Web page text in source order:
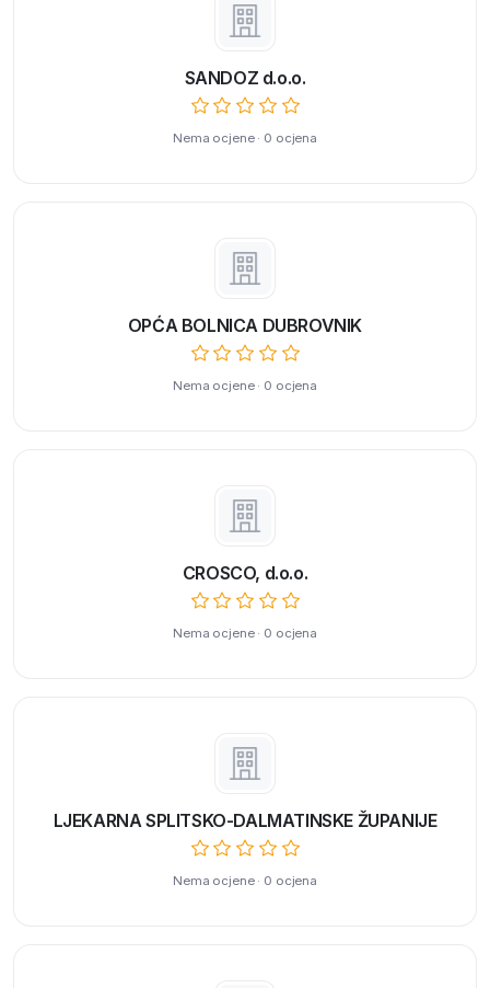
SANDOZ d.o.o.
Nema ocjene · 0 ocjena
OPĆA BOLNICA DUBROVNIK
Nema ocjene · 0 ocjena
CROSCO, d.o.o.
Nema ocjene · 0 ocjena
LJEKARNA SPLITSKO-DALMATINSKE ŽUPANIJE
Nema ocjene · 0 ocjena